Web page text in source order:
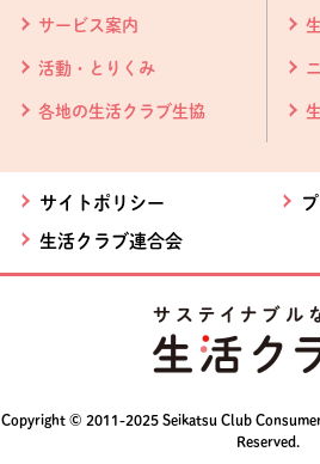
サービス案内
活動・とりくみ
各地の生活クラブ生協
サイトポリシー
生活クラブ連合会
Copyright © 2011-2025 Seikatsu Club
Reserved.